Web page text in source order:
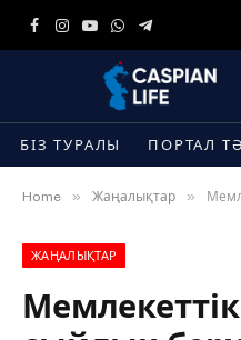
Facebook
Instagram
YouTube
WhatsApp
Telegram
БІЗ ТУРАЛЫ ПОРТАЛ
Home » Жаңалықтар »
ЖАҢАЛЫҚТАР